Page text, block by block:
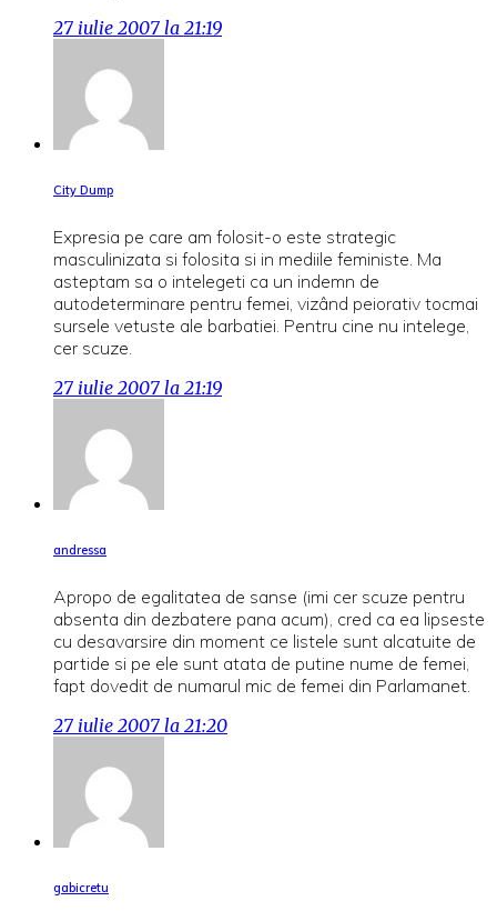
27 iulie 2007 la 21:19
City Dump
Expresia pe care am folosit-o este strategic
masculinizata si folosita si in mediile feministe. Ma
asteptam sa o intelegeti ca un indemn de
autodeterminare pentru femei, vizând peiorativ tocmai
sursele vetuste ale barbatiei. Pentru cine nu intelege,
cer scuze.
27 iulie 2007 la 21:19
andressa
Apropo de egalitatea de sanse (imi cer scuze pentru
absenta din dezbatere pana acum), cred ca ea lipseste
cu desavarsire din moment ce listele sunt alcatuite de
partide si pe ele sunt atata de putine nume de femei,
fapt dovedit de numarul mic de femei din Parlamanet.
27 iulie 2007 la 21:20
gabicretu